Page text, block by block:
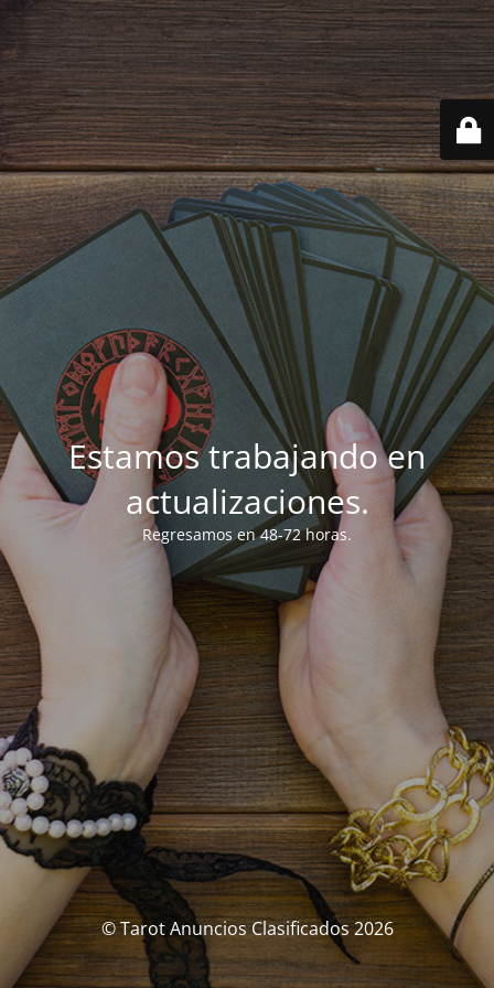
Estamos trabajando en
actualizaciones.
Regresamos en 48-72 horas.
© Tarot Anuncios Clasificados 2026